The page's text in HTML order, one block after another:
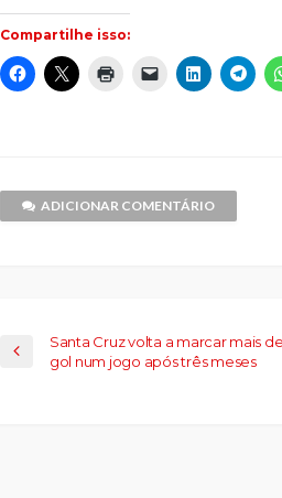
Compartilhe isso:
Clique
para
Clique
para
Clique
para
Clique
para
um
amigo(abre
em
Clique
para para
ADICIONAR COMENTÁRIO
Santa Cruz volta a marcar mais
gol num jogo após três meses